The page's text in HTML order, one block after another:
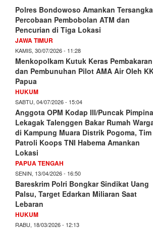
Polres Bondowoso Amankan Tersangka
Percobaan Pembobolan ATM dan
Pencurian di Tiga Lokasi
JAWA TIMUR
KAMIS, 30/07/2026 - 11:28
Menkopolkam Kutuk Keras Pembakaran
dan Pembunuhan Pilot AMA Air Oleh
Papua
HUKUM
SABTU, 04/07/2026 - 15:04
Anggota OPM Kodap III/Puncak
Lekagak Talenggen Bakar Rumah
di Kampung Muara Distrik Pogoma, Tim
Patroli Koops TNI Habema Amankan
Lokasi
PAPUA TENGAH
SENIN, 13/04/2026 - 16:50
Bareskrim Polri Bongkar Sindikat Uang
Palsu, Target Edarkan Miliaran Saat
Lebaran
HUKUM
RABU, 18/03/2026 - 12:13